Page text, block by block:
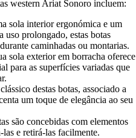
western Ariat Sonoro incluem:
sola interior ergonómica e um
uso prolongado, estas botas
caminhadas ou montarias.
sola exterior em borracha oferece
para as superfícies variadas que
destas botas, associado a
um toque de elegância ao seu
são concebidas com elementos
e retirá-las facilmente.